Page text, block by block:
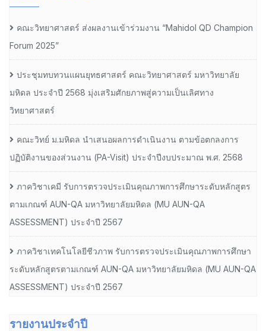
คณะวิทยาศาสตร์ ส่งผลงานเข้าร่วมงาน “Mahidol QD Champion
Forum 2025”
ประชุมทบทวนแผนยุทธศาสตร์ คณะวิทยาศาสตร์ มหาวิทยาลัย
มหิดล ประจำปี 2568 มุ่งเสริมศักยภาพสู่ความเป็นเลิศทาง
วิทยาศาสตร์
คณะวิทย์ ม.มหิดล นำเสนอผลการดำเนินงาน ตามข้อตกลงการ
ปฏิบัติงานของส่วนงาน (PA-Visit) ประจำปีงบประมาณ พ.ศ. 2568
ภาควิชาเคมี รับการตรวจประเมินคุณภาพการศึกษาระดับหลักสูตร
ตามเกณฑ์ AUN-QA มหาวิทยาลัยมหิดล (MU AUN-QA
ASSESSMENT) ประจำปี 2567
ภาควิชาเทคโนโลยีชีวภาพ รับการตรวจประเมินคุณภาพการศึกษา
ระดับหลักสูตรตามเกณฑ์ AUN-QA มหาวิทยาลัยมหิดล (MU AUN-QA
ASSESSMENT) ประจำปี 2567
รายงานประจำปี